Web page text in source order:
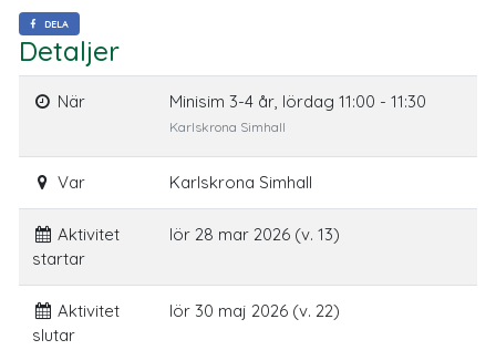
DELA
Detaljer
När Minisim 3-4 år, lördag 11:00 - 11:30
Karlskrona Simhall
Var Karlskrona Simhall
Aktivitet
startar
lör 28 mar 2026 (v. 13)
Aktivitet
slutar
lör 30 maj 2026 (v. 22)